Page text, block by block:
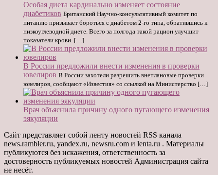
Особая диета кардинально изменяет состояние
диабетиков Британский Научно-консультативный комитет по
питанию призывает бороться с диабетом 2-го типа, обратившись к
низкоуглеводной диете. Всего за полгода такой рацион улучшит
показатели крови. […]
В России предложили внести изменения в проверки
ювелиров В России захотели разрешить внеплановые проверки
ювелиров, сообщают «Известия» со ссылкой на Министерство […]
Врач объяснила причину одного пугающего изменения
эякуляции
Сайт представляет собой ленту новостей RSS канала
news.rambler.ru, yandex.ru, newsru.com и lenta.ru . Материалы
публикуются без искажения, ответственность за
достоверность публикуемых новостей Администрация сайта
не несёт.